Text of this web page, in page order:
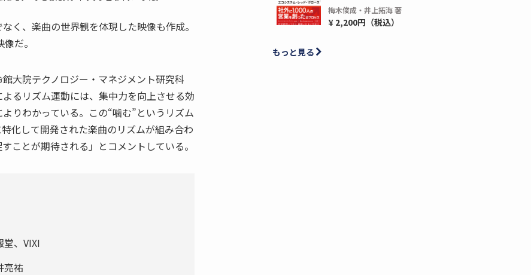
く、楽曲の世界観を体現した映像も作成。
だ。
大院テクノロジー・マネジメント研究科
るリズム運動には、集中力を向上させる効
りわかっている。この“噛む”というリズム
化して開発された楽曲のリズムが組み合わ
ことが期待される」とコメントしている。
堂、VIXI
亮祐
梅木俊成・井上拓海 著
¥ 2,200円（税込）
もっと見る